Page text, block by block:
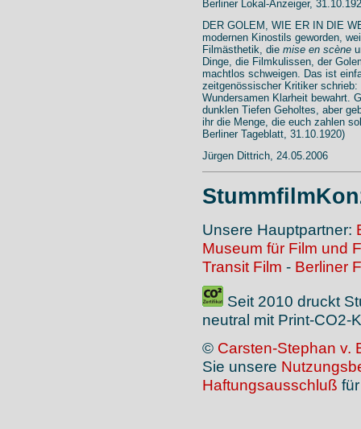
Berliner Lokal-Anzeiger,
DER GOLEM, WIE ER IN DIE
modernen Kinostils geworden,
Filmästhetik, die mise en scène
Dinge, die Filmkulissen, der
machtlos schweigen. Das ist
zeitgenössischer Kritiker
Wundersamen Klarheit bewahrt.
dunklen Tiefen Geholtes, aber
ihr die Menge, die euch zahlen
Berliner Tageblatt, 31.10.1920)
Jürgen Dittrich, 24.05.2006
Unsere Hauptpartner:
Museum für Film und
Transit Film - Berliner
Seit 2010 druckt
neutral mit Print-CO2-
© Carsten-Stephan v.
Sie unsere
Haftungsausschluß